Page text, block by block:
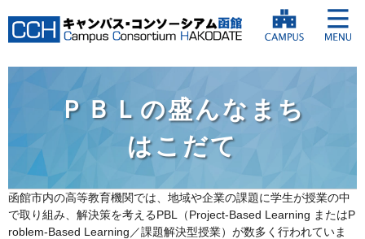
ＰＢＬの盛んなまち
はこだて
函館市内の高等教育機関では、地域や企業の課題に学生が授業の中
で取り組み、解決策を考えるPBL（Project-Based Learning またはP
roblem-Based Learning／課題解決型授業）が数多く行われていま